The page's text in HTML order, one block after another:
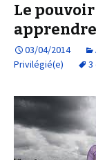
Le pouvoir
03/04/2014
Privilégié(e)
3